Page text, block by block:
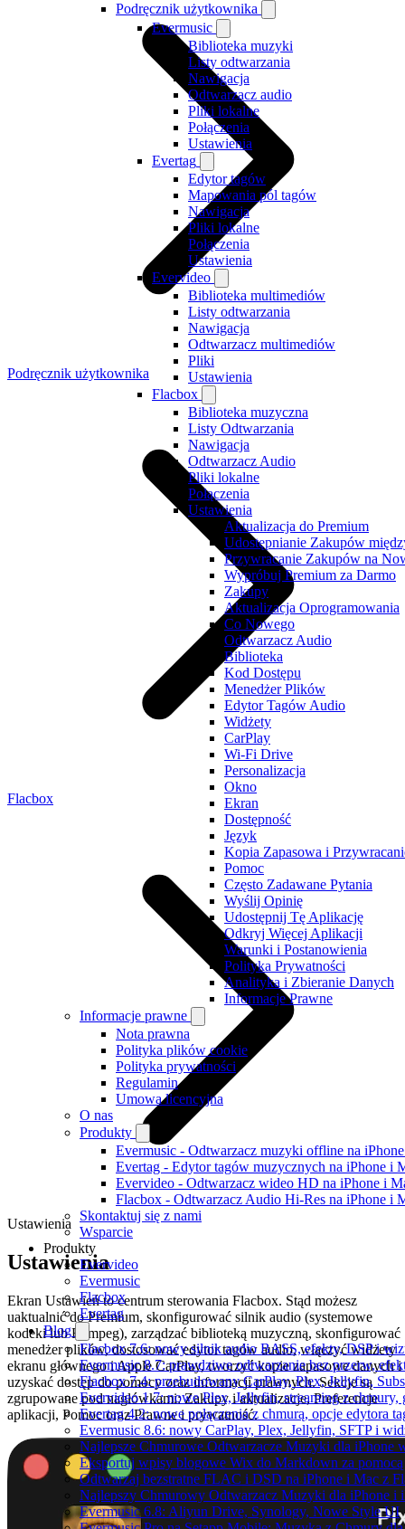
Podręcznik użytkownika
Evermusic
Biblioteka muzyki
Listy odtwarzania
Nawigacja
Odtwarzacz audio
Pliki lokalne
Połączenia
Ustawienia
Evertag
Edytor tagów
Mapowania pól tagów
Nawigacja
Pliki lokalne
Połączenia
Ustawienia
Evervideo
Biblioteka multimediów
Listy odtwarzania
Nawigacja
Odtwarzacz multimediów
Pliki
Ustawienia
Flacbox
Biblioteka muzyczna
Listy Odtwarzania
Nawigacja
Odtwarzacz Audio
Pliki lokalne
Połączenia
Ustawienia
Aktualizacja do Premium
Udostępnianie Zakupów
Przywracanie Zakupów na
Wypróbuj Premium za Darmo
Zakupy
Aktualizacja Oprogramowania
Co Nowego
Odtwarzacz Audio
Biblioteka
Kod Dostępu
Menedżer Plików
Edytor Tagów Audio
Widżety
CarPlay
Wi-Fi Drive
Personalizacja
Okno
Ekran
Dostępność
Język
Kopia Zapasowa i
Pomoc
Często Zadawane Pytania
Wyślij Opinię
Udostępnij Tę Aplikację
Odkryj Więcej Aplikacji
Warunki i Postanowienia
Polityka Prywatności
Analityka i Zbieranie Danych
Informacje Prawne
Informacje prawne
Nota prawna
Polityka plików cookie
Polityka prywatności
Regulamin
Umowa licencyjna
O nas
Produkty
Evermusic - Odtwarzacz muzyki offline na
Evertag - Edytor tagów muzycznych na iPhone i
Evervideo - Odtwarzacz wideo HD na iPhone i
Flacbox - Odtwarzacz Audio Hi-Res na iPhone i
Skontaktuj się z nami
Wsparcie
Produkty
Evervideo
Evermusic
Flacbox
Evertag
Blog
Flacbox 7.6: nowy silnik audio BASS, efekty, DSP i
Evermusic 8.7: prawdziwe odtwarzanie bez przerw,
Flacbox 7.4: przebudowany CarPlay, Plex, Jellyfin,
Evervideo 1.7: nowe Plex, Jellyfin, streaming z chmury,
Evertag 4.2: nowe połączenia z chmurą, opcje edytora
Evermusic 8.6: nowy CarPlay, Plex, Jellyfin, SFTP i
Najlepsze Chmurowe Odtwarzacze Muzyki dla iPhone
Eksportuj wpisy blogowe Wix do Markdown za
Odtwarzaj bezstratne FLAC i DSD na iPhone i Mac z
Najlepszy Chmurowy Odtwarzacz Muzyki dla iPhone i
Evermusic 6.8: Aliyun Drive, Synology, Nowe Style UI
Podręcznik użytkownika
Flacbox
Ustawienia
Ustawienia
Ekran Ustawień to centrum sterowania Flacbox. Stąd możesz
uaktualnić do Premium, skonfigurować silnik audio (systemowe
kodeki lub FFmpeg), zarządzać biblioteką muzyczną, skonfigurować
menedżer plików, dostosować edytor tagów audio, włączyć widżety
ekranu głównego i Apple CarPlay, tworzyć kopie zapasowe danych i
uzyskać dostęp do pomocy oraz informacji prawnych. Sekcje są
zgrupowane pod nagłówkami: Zakupy i aktualizacje, Preferencje
aplikacji, Pomoc oraz Prawne i prywatność.